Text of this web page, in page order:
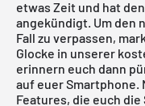
etwas Zeit und hat
angekündigt. Um den
Fall zu verpassen,
Glocke in unserer
erinnern euch dann
auf euer
Features, die euch